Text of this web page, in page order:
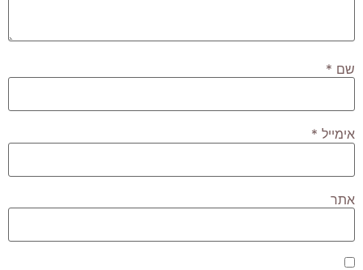
שם *
אימייל *
אתר